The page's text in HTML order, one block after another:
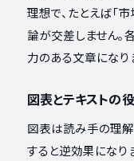
理想で、たとえば「
論が交差しません。
力のある文章になり
図表とテキストの
図表は読み手の理
すると逆効果になり